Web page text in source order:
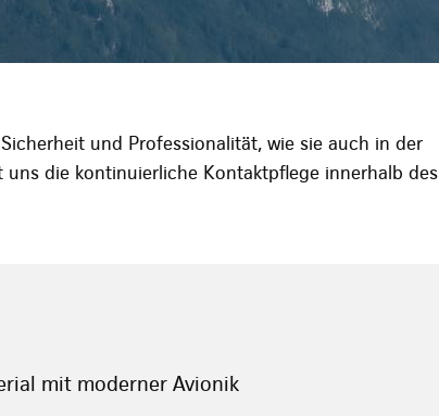
und Professionalität, wie sie auch in der
die kontinuierliche Kontaktpflege innerhalb des
mit moderner Avionik